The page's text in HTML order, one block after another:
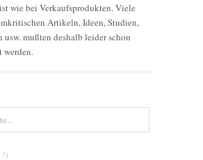
wie bei Verkaufsprodukten. Viele
Artikeln, Ideen, Studien,
mußten deshalb leider schon
werden.
!)